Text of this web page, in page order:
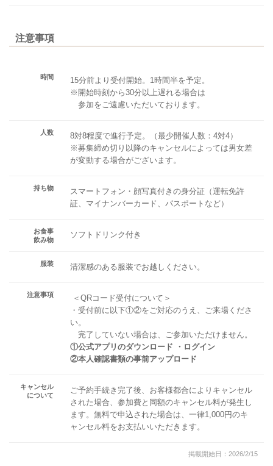
注意事項
時間
15分前より受付開始。1時間半を予定。
※開始時刻から30分以上遅れる場合は
参加をご遠慮いただいております。
人数
8対8程度で進行予定。（最少開催人数：4対4）
※募集締め切り以降のキャンセルによっては男女差
が変動する場合がございます。
持ち物
スマートフォン・顔写真付きの身分証（運転免許
証、マイナンバーカード、パスポートなど）
お食事
飲み物
ソフトドリンク付き
服装 清潔感のある服装でお越しください。
注意事項
＜QRコード受付について＞
・受付前に以下①②をご対応のうえ、ご来場くださ
い。
完了していない場合は、ご参加いただけません。
①公式アプリのダウンロード ・ログイン
②本人確認書類の事前アップロード
キャンセル
について
ご予約手続き完了後、お客様都合によりキャンセル
された場合、参加費と同額のキャンセル料が発生し
ます。無料で申込された場合は、一律1,000円のキ
ャンセル料をお支払いいただきます。
掲載開始日：2026/2/15